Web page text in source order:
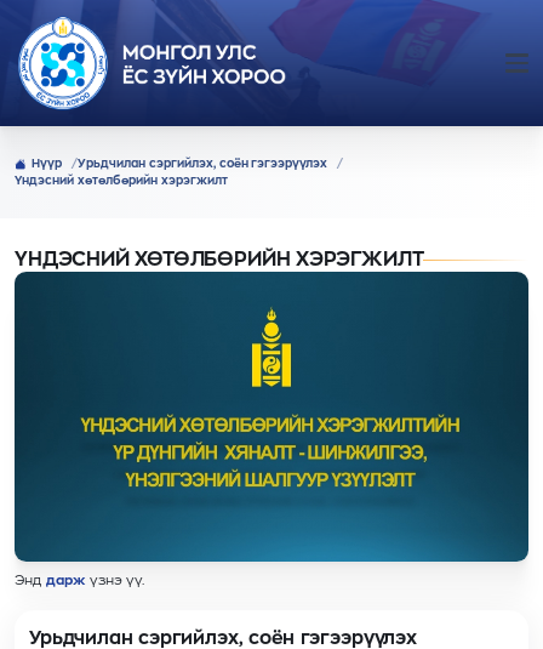
Нүүр
Урьдчилан сэргийлэх, соён гэгээрүүлэх
Үндэсний хөтөлбөрийн хэрэгжилт
ҮНДЭСНИЙ ХӨТӨЛБӨРИЙН ХЭРЭГЖИЛТ
Энд даржүзнэ үү.
Урьдчилан сэргийлэх, соён гэгээрүүлэх